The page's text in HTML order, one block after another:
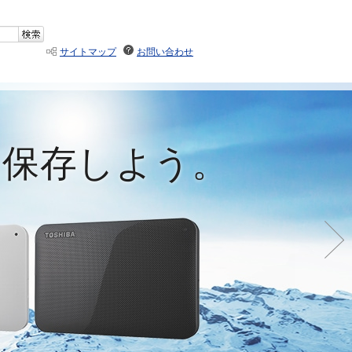
サイトマップ お問い合わせ
存しよう。
存しよう。